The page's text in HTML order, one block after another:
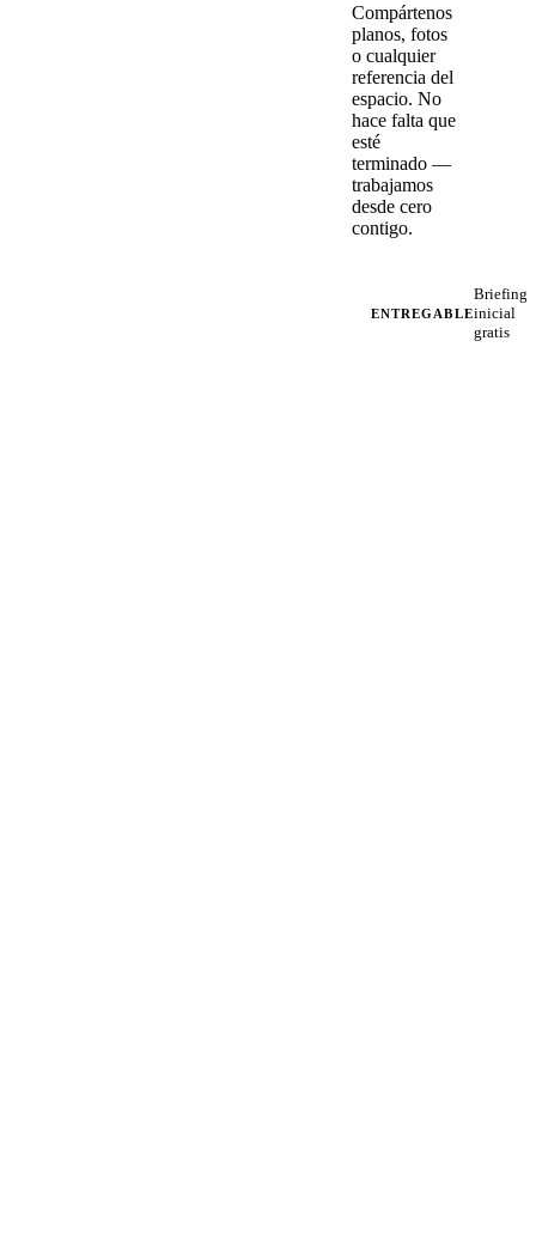
Compártenos
planos, fotos
o cualquier
referencia del
espacio. No
hace falta que
esté
terminado —
trabajamos
desde cero
contigo.
ENTREGABLE
Briefing
inicial
gratis